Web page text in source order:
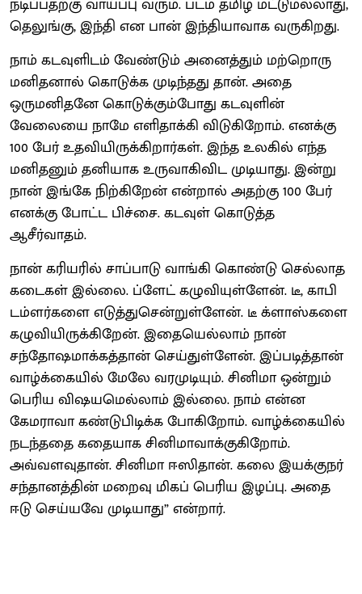
தெலுங்கு, இந்தி என பான் இந்தியாவாக வருகிறது.
நாம் கடவுளிடம் வேண்டும் அனைத்தும் மற்றொரு
மனிதனால் கொடுக்க முடிந்தது தான். அதை
ஒருமனிதனே கொடுக்கும்போது கடவுளின்
வேலையை நாமே எளிதாக்கி விடுகிறோம். எனக்கு
100 பேர் உதவியிருக்கிறார்கள். இந்த உலகில் எந்த
மனிதனும் தனியாக உருவாகிவிட முடியாது. இன்று
நான் இங்கே நிற்கிறேன் என்றால் அதற்கு 100 பேர்
எனக்கு போட்ட பிச்சை. கடவுள் கொடுத்த
ஆசீர்வாதம்.
நான் கரியரில் சாப்பாடு வாங்கி கொண்டு செல்லாத
கடைகள் இல்லை. ப்ளேட் கழுவியுள்ளேன். டீ, காபி
டம்ளர்களை எடுத்துசென்றுள்ளேன். டீ க்ளாஸ்களை
கழுவியிருக்கிறேன். இதையெல்லாம் நான்
சந்தோஷமாக்கத்தான் செய்துள்ளேன். இப்படித்தான்
வாழ்க்கையில் மேலே வரமுடியும். சினிமா ஒன்றும்
பெரிய விஷயமெல்லாம் இல்லை. நாம் என்ன
கேமராவா கண்டுபிடிக்க போகிறோம். வாழ்க்கையில்
நடந்ததை கதையாக சினிமாவாக்குகிறோம்.
அவ்வளவுதான். சினிமா ஈஸிதான். கலை இயக்குநர்
சந்தானத்தின் மறைவு மிகப் பெரிய இழப்பு. அதை
ஈடு செய்யவே முடியாது” என்றார்.